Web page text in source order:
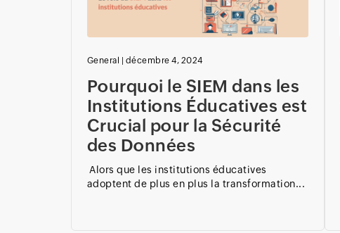
General décembre 4, 2024
Pourquoi le SIEM dans les
Institutions Éducatives est
Crucial pour la Sécurité
des Données
Alors que les institutions éducatives
adoptent de plus en plus la transformation...